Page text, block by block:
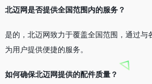
北迈网是否提供全国范围内的服务？
是的，北迈网致力于覆盖全国范围，通过与
为用户提供便捷的服务。
如何确保北迈网提供的配件质量？